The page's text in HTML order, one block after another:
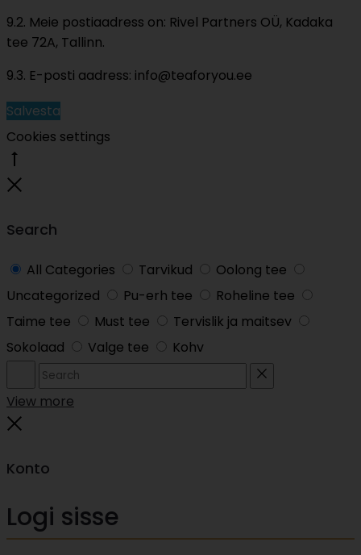
9.2. Meie postiaadress on: Rivel Partners OÜ, Kadaka
tee 72A, Tallinn.
9.3. E-posti aadress: info@teaforyou.ee
Salvesta
Cookies settings
Search
All Categories Tarvikud
Oolong tee
Uncategorized
Pu-erh tee
Roheline tee
Taime tee
Must tee
Tervislik ja maitsev
Sokolaad
Valge tee Kohv
Search
View more
Konto
Logi sisse